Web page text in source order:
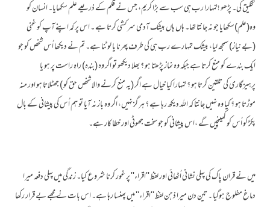
تخلیق کی۔ پڑھو !تمہارا رب ہی سب سے بڑا کریم، جس نے قلم کے ذریعے علم سکھایا۔ انسان کو
وہ(علم)سکھایا جو نہ جانتا تھا۔ ہاں ہاں بیشک آدمی سرکشی کرتا ہے ۔ اس پر کہ اپنے آپ کو غنی
(بے نیاز) سمجھ لیا، بیشک تمہارے رب ہی کی طرف پھرنا یا لوٹنا ہے۔ تم نے دیکھا اُس شخص کو جو
ایک بندے کو منع کرتا ہے جبکہ وہ نماز پڑھتا ہو ؟ بھلا دیکھو تو اگر وہ (بندہ) راہِ راست پر ہو یا
پرہیزگاری کی تلقین کرتا ہو ؟ تمہارا کیا خیال ہے اگر (یہ منع کرنے والا شخص حق کو ) جھٹلاتا ہو اور منہ
موڑتا ہو ؟ کیا وہ نہیں جانتا کہ اللہ دیکھ رہا ہے ؟ ہر گز نہیں، اگر وہ باز نہ آیا تو ہم اُس کی پیشانی کے بال
پکڑ کو اُس کو کھینچیں گے ،اس پیشانی کو جو سخت جھوٹی اور خطا کار ہے۔
میں نے قران پاک کی پہلی نشانی اُٹھائی اور لفظ ''اقراء'' پر غور کرنا شروع کیا۔ زندگی میں پہلی دفعہ میرا
دماغ مفلوج ہوگیا ۔ تین دن میرا ذہن لفظ ''اقراء'' میں پھنسا رہا ہے۔ اس بات نے مجھے بے قرار رکھا